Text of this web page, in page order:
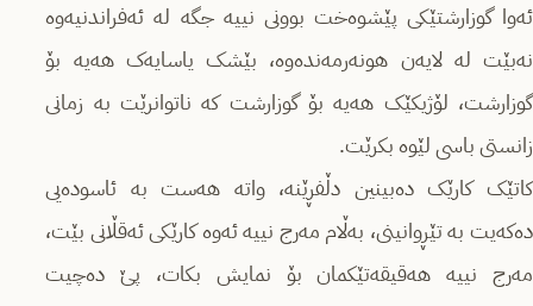
ئەوا گوزارشتێکی پێشوەخت بوونی نییە جگە لە ئەفراندنیەوە
نەبێت لە لایەن ھونەرمەندەوە، بێشک یاسایەک هەیە بۆ
گوزارشت، لۆژیکێک هەیە بۆ گوزارشت کە ناتوانرێت بە زمانی
زانستی باسی لێوە بکرێت.
کاتێک کارێک دەبینین دڵفڕێنە، واتە هەست بە ئاسودەیی
دەکەیت بە تێڕوانینی، بەڵام مەرج نییە ئەوە کارێکی ئەقڵانی بێت،
مەرج نییە هەقیقەتێکمان بۆ نمایش بکات، پێ دەچیت